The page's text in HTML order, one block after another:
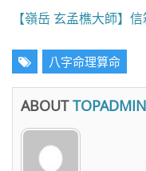
【嶺岳 玄孟樵大師】
八字命理算命
ABOUT TOPADMIN